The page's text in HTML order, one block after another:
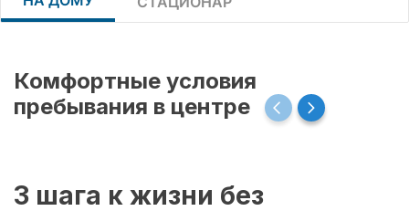
Комфортные условия
пребывания в центре
3 шага к жизни без